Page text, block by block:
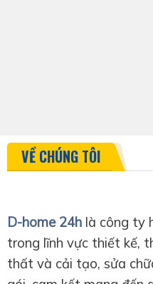
VỀ CHÚNG TÔI
D-home 24h là công ty
trong lĩnh vực thiết kế,
thất và cải tạo, sửa